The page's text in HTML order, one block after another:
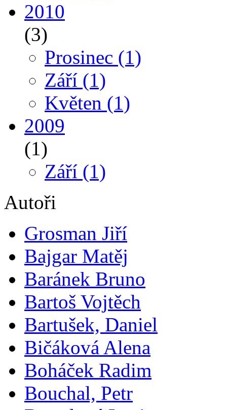
2010
(3)
Prosinec (1)
Září (1)
Květen (1)
2009
(1)
Září (1)
Autoři
Grosman Jiří
Bajgar Matěj
Baránek Bruno
Bartoš Vojtěch
Bartušek, Daniel
Bičáková Alena
Boháček Radim
Bouchal, Petr